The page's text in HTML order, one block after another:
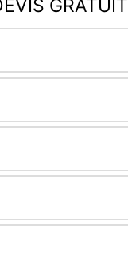
GRATUIT